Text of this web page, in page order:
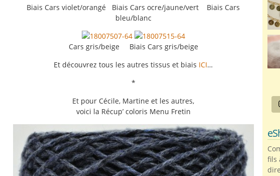
Biais Cars violet/orangé Biais Cars ocre/jaune/vert Biais Cars
bleu/blanc
Cars gris/beige Biais Cars gris/beige
Et découvrez tous les autres tissus et biais ICI…
*
Et pour Cécile, Martine et les autres,
voici la Récup’ coloris Menu Fretin
fils